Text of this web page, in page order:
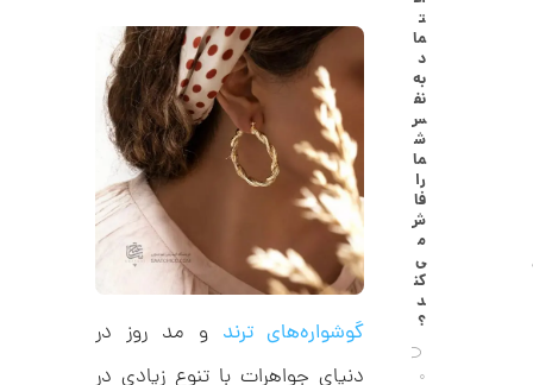
گوشواره‌های ترند و مد روز در
دنیای جواهرات با تنوع زیادی در
ت
ما
د
به
نف
س
ش
ما
را
فا
ش
م
ی‌
کن
د
؟
0
ن
ش
ت
ط
ل
ا
ا
ز
ک
ل
ش
م
2
9
,
8
6
3
,
0
0